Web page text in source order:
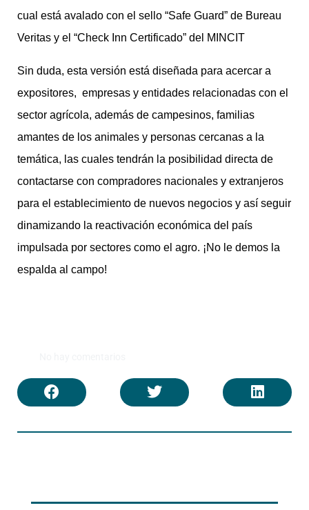
cual está avalado con el sello “Safe Guard” de Bureau
Veritas y el “Check Inn Certificado” del MINCIT
Sin duda, esta versión está diseñada para acercar a
expositores, empresas y entidades relacionadas con el
sector agrícola, además de campesinos, familias
amantes de los animales y personas cercanas a la
temática, las cuales tendrán la posibilidad directa de
contactarse con compradores nacionales y extranjeros
para el establecimiento de nuevos negocios y así seguir
dinamizando la reactivación económica del país
impulsada por sectores como el agro. ¡No le demos la
espalda al campo!